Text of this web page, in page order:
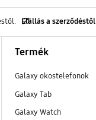
Elállás a szerződéstől
Termék
Galaxy okostelefonok
Galaxy Tab
Galaxy Watch